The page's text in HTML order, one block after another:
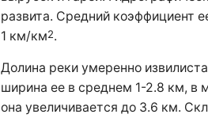
развита. Средний коэффициент
1 км/км2.
Долина реки умеренно
ширина ее в среднем 1-2.8 км, в
она увеличивается до 3.6 км.